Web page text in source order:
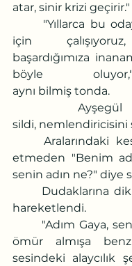
atar, sinir krizi geçirir."
için
başardığımıza
böyle
aynı bilmiş tonda.
sildi, nemlendiricisini
	Aralarındaki keskin farkı fark
etmeden "Benim
senin adın ne?" diye
hareketlendi.
ömür almışa
sesindeki alaycılık